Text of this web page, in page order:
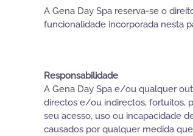
A Gena Day Spa reserva-se o
funcionalidade incorporada nesta
Responsabilidade
A Gena Day Spa e/ou qualquer
directos e/ou indirectos, fortuitos,
seu acesso, uso ou incapacidade
causados por qualquer medida